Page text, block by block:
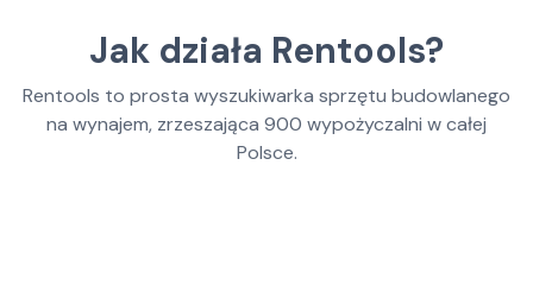
Jak działa Rentools?
Rentools to prosta wyszukiwarka sprzętu budowlanego
na wynajem, zrzeszająca 900 wypożyczalni w całej
Polsce.